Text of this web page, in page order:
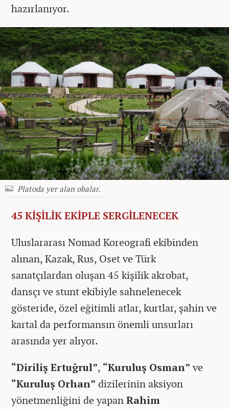
hazırlanıyor.
Platoda yer alan obalar.
45 KİŞİLİK EKİPLE SERGİLENECEK
Uluslararası Nomad Koreografi ekibinden
alınan, Kazak, Rus, Oset ve Türk
sanatçılardan oluşan 45 kişilik akrobat,
dansçı ve stunt ekibiyle sahnelenecek
gösteride, özel eğitimli atlar, kurtlar, şahin ve
kartal da performansın önemli unsurları
arasında yer alıyor.
“Diriliş Ertuğrul”, “Kuruluş Osman”ve
“Kuruluş Orhan” dizilerinin aksiyon
yönetmenliğini de yapanRahim